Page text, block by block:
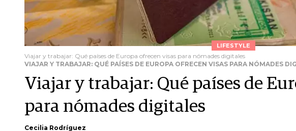
LIFESTYLE
Viajar y trabajar: Qué países de Europa ofrecen visas para nómades digitales
VIAJAR Y TRABAJAR: QUÉ PAÍSES DE EUROPA OFRECEN VISAS PARA NÓMADES
Viajar y trabajar: Qué países de
para nómades digitales
Cecilia Rodríguez